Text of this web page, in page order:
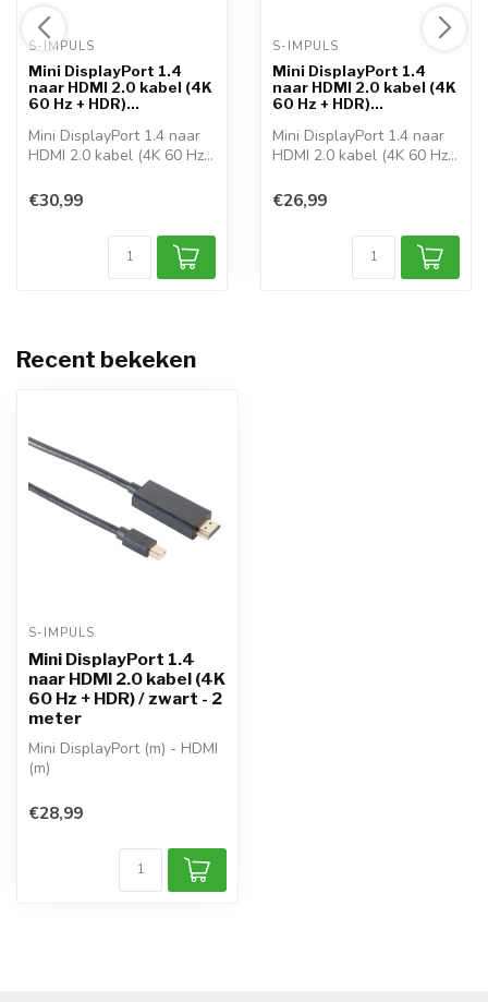
S-IMPULS
Mini DisplayPort 1.4
naar HDMI 2.0 kabel (4K
60 Hz + HDR)...
Mini DisplayPort 1.4 naar
HDMI 2.0 kabel (4K 60 Hz
€30,99
S-IMPULS
Mini DisplayPort 1.4
naar HDMI 2.0 kabel (4K
60 Hz + HDR)...
Mini DisplayPort 1.4 naar
HDMI 2.0 kabel (4K 60 Hz
€26,99
Recent bekeken
S-IMPULS
Mini DisplayPort 1.4
naar HDMI 2.0 kabel (4K
60 Hz + HDR) / zwart - 2
meter
Mini DisplayPort (m) - HDMI
(m)
HDMI
DisplayPort 1....
€28,99